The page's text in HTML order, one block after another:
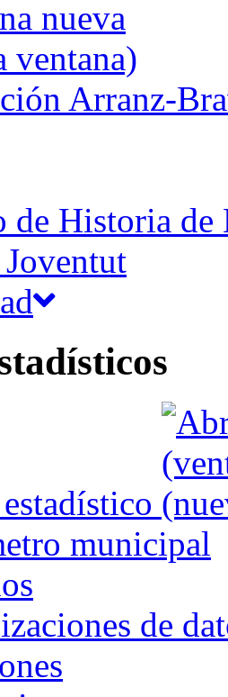
Arranz-
de Historia de
Joventut
municipal
de